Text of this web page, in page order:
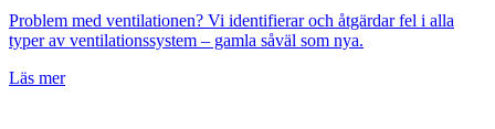
Problem med ventilationen? Vi identifierar och åtgärdar fel i alla
typer av ventilationssystem – gamla såväl som nya.
Läs mer